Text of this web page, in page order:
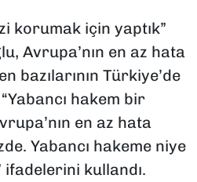
korumak için yaptık”
Avrupa’nın en az hata
bazılarının Türkiye’de
hakem bir
en az hata
Yabancı hakeme niye
ifadelerini kullandı.